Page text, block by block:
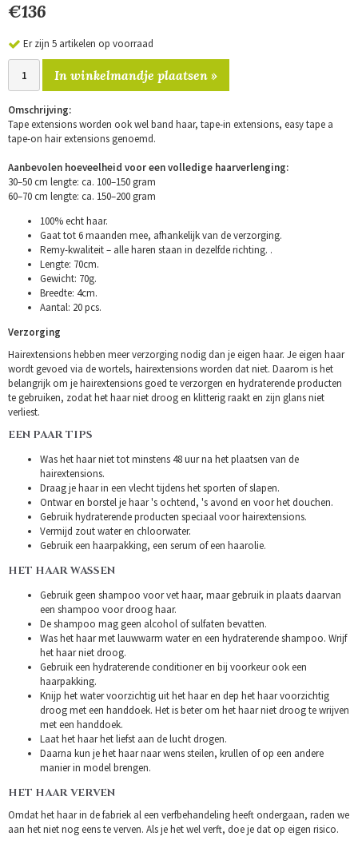
€136
Er zijn 5 artikelen op voorraad
In winkelmandje plaatsen »
Omschrijving:
Tape extensions worden ook wel band haar, tape-in extensions, easy tape a
tape-on hair extensions genoemd.
Aanbevolen hoeveelheid voor een volledige haarverlenging:
30–50 cm lengte: ca. 100–150 gram
60–70 cm lengte: ca. 150–200 gram
100% echt haar.
Gaat tot 6 maanden mee, afhankelijk van de verzorging.
Remy-kwaliteit – alle haren staan in dezelfde richting. .
Lengte: 70cm.
Gewicht: 70g.
Breedte: 4cm.
Aantal: 20 pcs.
Verzorging
Hairextensions hebben meer verzorging nodig dan je eigen haar. Je eigen haar
wordt gevoed via de wortels, hairextensions worden dat niet. Daarom is het
belangrijk om je hairextensions goed te verzorgen en hydraterende producten
te gebruiken, zodat het haar niet droog en klitterig raakt en zijn glans niet
verliest.
EEN PAAR TIPS
Was het haar niet tot minstens 48 uur na het plaatsen van de
hairextensions.
Draag je haar in een vlecht tijdens het sporten of slapen.
Ontwar en borstel je haar 's ochtend, 's avond en voor het douchen.
Gebruik hydraterende producten speciaal voor hairextensions.
Vermijd zout water en chloorwater.
Gebruik een haarpakking, een serum of een haarolie.
HET HAAR WASSEN
Gebruik geen shampoo voor vet haar, maar gebruik in plaats daarvan
een shampoo voor droog haar.
De shampoo mag geen alcohol of sulfaten bevatten.
Was het haar met lauwwarm water en een hydraterende shampoo. Wrijf
het haar niet droog.
Gebruik een hydraterende conditioner en bij voorkeur ook een
haarpakking.
Knijp het water voorzichtig uit het haar en dep het haar voorzichtig
droog met een handdoek. Het is beter om het haar niet droog te wrijven
met een handdoek.
Laat het haar het liefst aan de lucht drogen.
Daarna kun je het haar naar wens steilen, krullen of op een andere
manier in model brengen.
HET HAAR VERVEN
Omdat het haar in de fabriek al een verfbehandeling heeft ondergaan, raden we
aan het niet nog eens te verven. Als je het wel verft, doe je dat op eigen risico.